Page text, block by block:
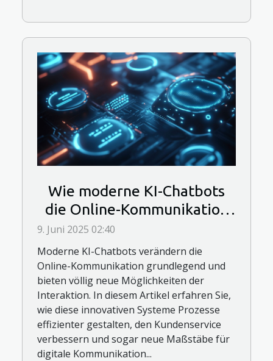
Wie moderne KI-Chatbots
die Online-Kommunikation
revolutionieren
9. Juni 2025 02:40
Moderne KI-Chatbots verändern die
Online-Kommunikation grundlegend und
bieten völlig neue Möglichkeiten der
Interaktion. In diesem Artikel erfahren Sie,
wie diese innovativen Systeme Prozesse
effizienter gestalten, den Kundenservice
verbessern und sogar neue Maßstäbe für
digitale Kommunikation...